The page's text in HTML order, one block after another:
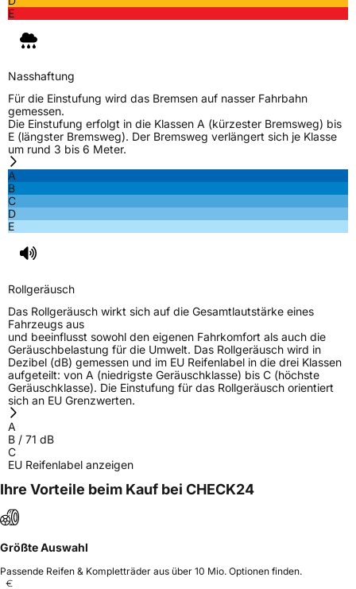
ZustandNeureifen
Verstärkt
EU Label
EffizienzC
Nasshaftung
EPREL ID 607379
Allgemeine Produktsicherheit (GPSR)
HerstellerkontaktTOURADOR, Haier Road Lao Shan District
Qingdao China, ZOE.LI@OTAITIRE.COM
Verantwortliche
in der EU
Zhongce Rubber Europe, Hollerithallee 17
E
Nasshaftung
Für die Einstufung wird das Bremsen auf nasser Fahrbahn
gemessen.
Die Einstufung erfolgt in die Klassen A (kürzester Bremsweg) bis
E (längster Bremsweg). Der Bremsweg verlängert sich je Klasse
um rund 3 bis 6 Meter.
A
B
C
D
E
Rollgeräusch
Das Rollgeräusch wirkt sich auf die Gesamtlautstärke eines
Fahrzeugs aus
und beeinflusst sowohl den eigenen Fahrkomfort als auch die
Geräuschbelastung für die Umwelt. Das Rollgeräusch wird in
Dezibel (dB) gemessen und im EU Reifenlabel in die drei Klassen
aufgeteilt: von A (niedrigste Geräuschklasse) bis C (höchste
Geräuschklasse). Die Einstufung für das Rollgeräusch orientiert
sich an EU Grenzwerten.
A
B / 71 dB
C
EU Reifenlabel anzeigen
Ihre Vorteile beim Kauf bei CHECK24
Größte Auswahl
Passende Reifen & Kompletträder aus über 10 Mio. Optionen finden.